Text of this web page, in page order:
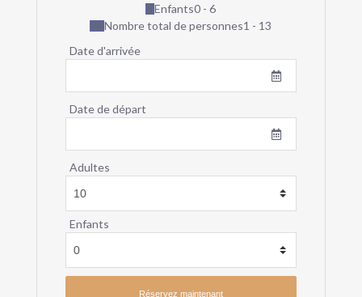
Enfants0 - 6
Nombre total de personnes1 - 13
Date d'arrivée
Date de départ
Adultes
Enfants